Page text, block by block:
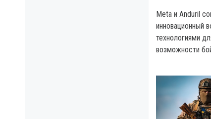
Meta и Anduril
инновационный
технологиями
возможности